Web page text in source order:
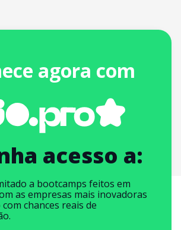
agora com
acesso a:
a bootcamps feitos em
as empresas mais inovadoras
chances reais de